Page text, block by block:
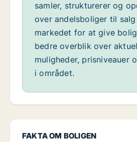
FAKTA OM BOLIGEN
samler, strukturerer og
over andelsboliger til
markedet for at give
bedre overblik over
muligheder, prisniveauer
i området.